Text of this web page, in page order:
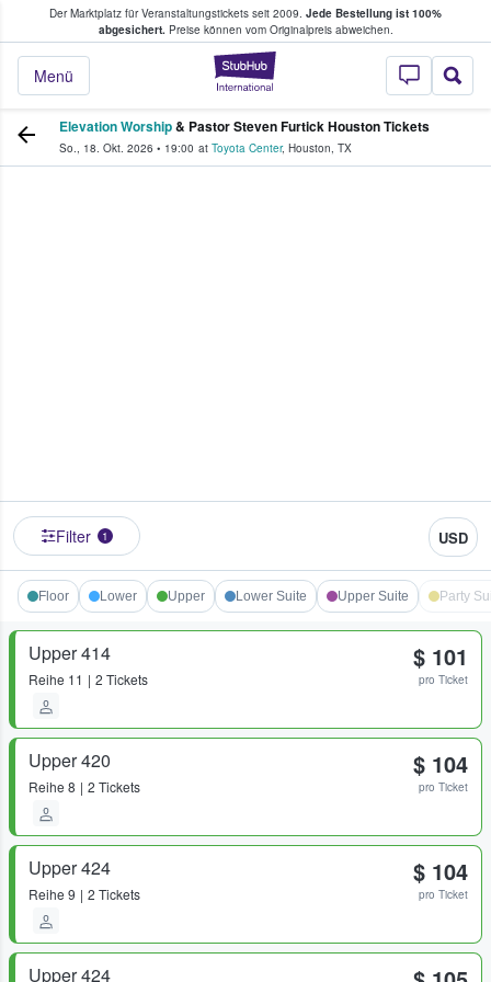
Der Marktplatz für Veranstaltungstickets seit 2009. Jede Bestellung ist 100%
abgesichert.Preise können vom Originalpreis abweichen.
StubHub - Wo
Menü
Tickets kaufen & verkaufen
Elevation Worship& Pastor Steven Furtick Houston Tickets
So., 18. Okt. 2026 • 19:00 at Toyota Center, Houston, TX
Filter 1 USD
Floor Lower Upper Lower Suite Upper Suite Party
Upper 414
Reihe 11 2 Tickets
$ 101
pro Ticket
Upper 420
Reihe 8 2 Tickets
$ 104
pro Ticket
Upper 424
Reihe 9 2 Tickets
$ 104
pro Ticket
Upper 424